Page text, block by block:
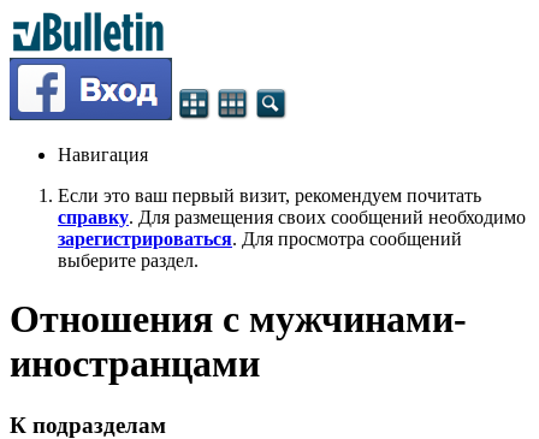
Навигация
Если это ваш первый визит, рекомендуем почитать
справку. Для размещения своих сообщений необходимо
зарегистрироваться. Для просмотра сообщений
выберите раздел.
Отношения с мужчинами-
иностранцами
К подразделам